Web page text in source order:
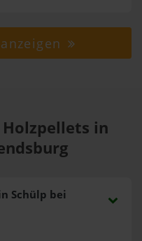
Holzpellets in
Schülp bei